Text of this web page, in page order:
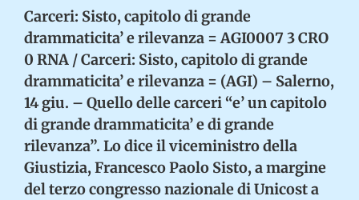
Carceri: Sisto, capitolo di grande
drammaticita’ e rilevanza = AGI0007 3 CRO
0 RNA / Carceri: Sisto, capitolo di grande
drammaticita’ e rilevanza = (AGI) – Salerno,
14 giu. – Quello delle carceri “e’ un capitolo
di grande drammaticita’ e di grande
rilevanza”. Lo dice il viceministro della
Giustizia, Francesco Paolo Sisto, a margine
del terzo congresso nazionale di Unicost a